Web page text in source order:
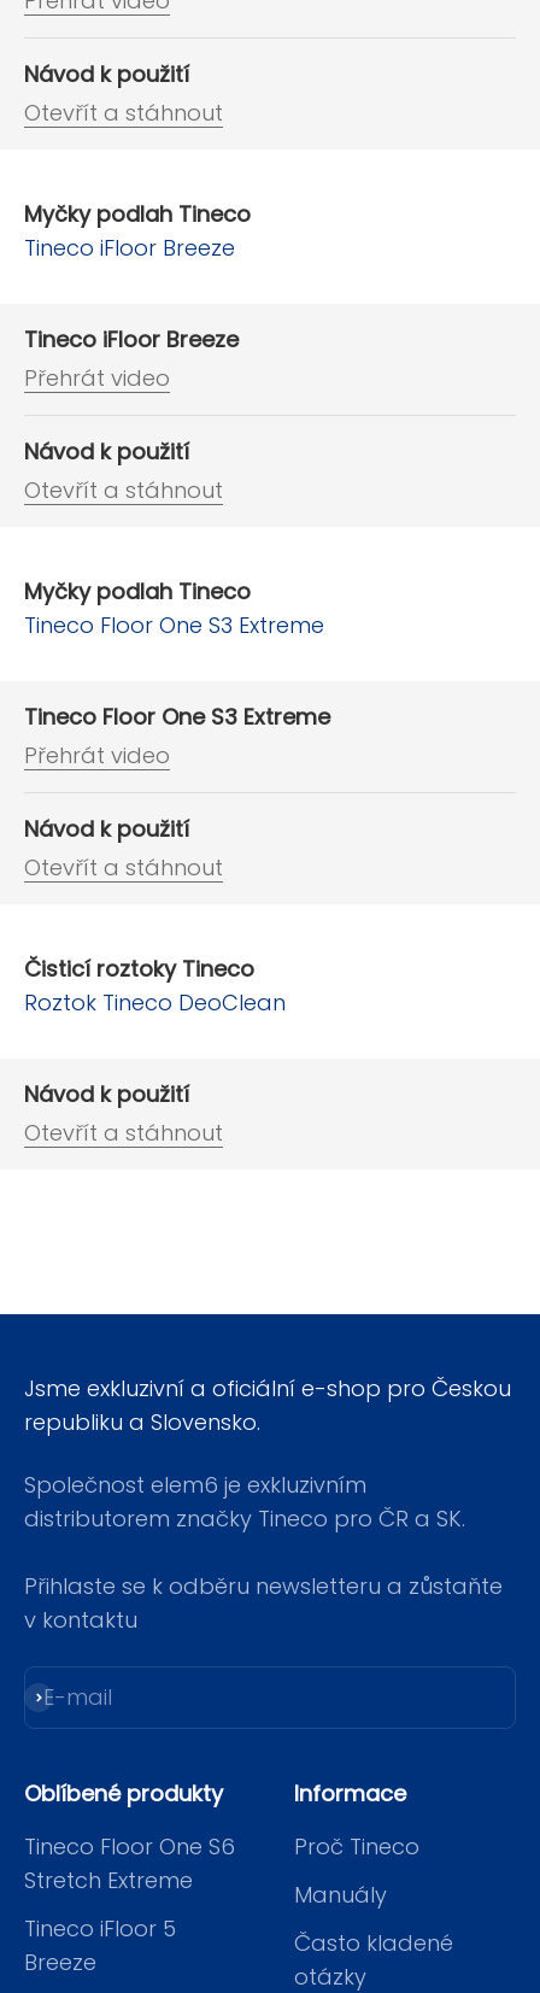
Návod k použití
Otevřít a stáhnout
Myčky podlah Tineco
Tineco iFloor Breeze
Tineco iFloor Breeze
Přehrát video
Návod k použití
Otevřít a stáhnout
Myčky podlah Tineco
Tineco Floor One S3 Extreme
Tineco Floor One S3 Extreme
Přehrát video
Návod k použití
Otevřít a stáhnout
Čisticí roztoky Tineco
Roztok Tineco DeoClean
Návod k použití
Otevřít a stáhnout
Jsme exkluzivní a oficiální e-shop pro Českou
republiku a Slovensko.
Společnost elem6 je exkluzivním
distributorem značky Tineco pro ČR a SK.
Přihlaste se k odběru newsletteru a zůstaňte
v kontaktu
E-mail
Přihlásit se k odběru
Oblíbené produkty
Tineco Floor One S6
Stretch Extreme
Tineco iFloor 5
Breeze
Informace
Proč Tineco
Manuály
Často kladené
otázky